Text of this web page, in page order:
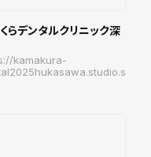
らデンタルクリニック深
kamakura-